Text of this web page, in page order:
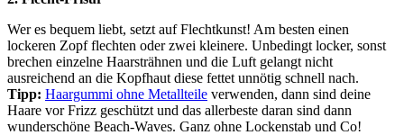
Wer es bequem liebt, setzt auf Flechtkunst! Am besten einen
lockeren Zopf flechten oder zwei kleinere. Unbedingt locker, sonst
brechen einzelne Haarsträhnen und die Luft gelangt nicht
ausreichend an die Kopfhaut diese fettet unnötig schnell nach.
Tipp: Haargummi ohne Metallteile verwenden, dann sind deine
Haare vor Frizz geschützt und das allerbeste daran sind dann
wunderschöne Beach-Waves. Ganz ohne Lockenstab und Co!